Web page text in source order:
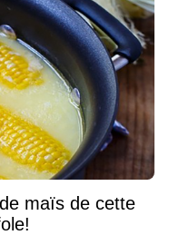
maïs de cette